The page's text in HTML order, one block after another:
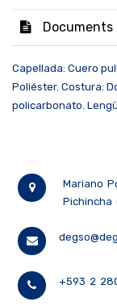
Documents
Capellada: Cuero
Poliéster. Costura:
policarbonato.
Mariano
Pichincha
+593 2